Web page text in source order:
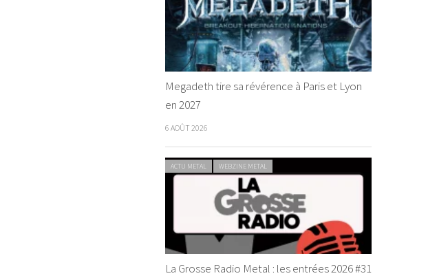
Megadeth tire sa révérence à Paris et Lyon
en 2027
6 AOÛT 2026
ACTU METAL WEBZINE METAL
La Grosse Radio Metal : les entrées 2026 #31